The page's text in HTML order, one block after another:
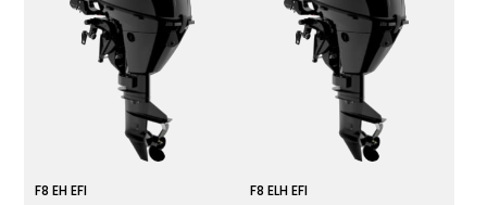
F8 EH EFI F8 ELH EFI